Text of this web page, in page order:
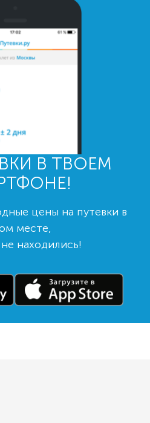
В ТВОЕМ
цены на путевки в
месте,
находились!